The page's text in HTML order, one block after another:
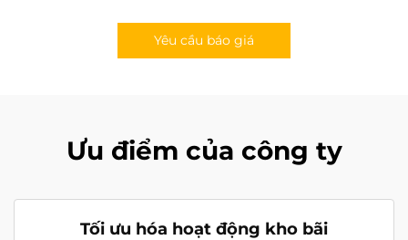
Yêu cầu báo giá
Ưu điểm của công ty
Tối ưu hóa hoạt động kho bãi